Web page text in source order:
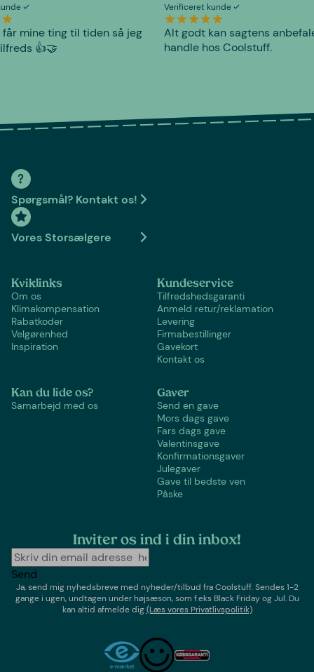
får mine ting til tiden så jeg
👍🤝
Verificeret kunde
Alt godt kan sagtens
handle hos Coolstuff.
Spørgsmål? Kontakt os!
Vores Storsælgere
Kviklinks
Om os
Klimakompensation
Rabatkoder
Velgørenhed
Inspiration
Kundeservice
Tilfredshedsgaranti
Anmeld retur/reklamation
Levering
Firmabestillinger
Gavekort
Kontakt os
Kan du lide os?
Samarbejd med os
Gaver
Send en gave
Mors dags gave
Fars dags gave
Valentinsgave
Konfirmationsgaver
Julegaver
Gave til bedste ven
Påske
Inviter os ind i din inbox!
Send
Ja, send mig nyhedsbreve med nyheder/tilbud fraCoolstuff. Sendes 1-2
gange i ugen,undtagen under højsæson, som f.eks Black Friday og Jul. Du
kan altid afmelde dig(Læs vores Privatlivspolitik)